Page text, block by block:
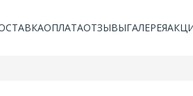
ОПЛАТАОТЗЫВЫГАЛЕРЕЯ